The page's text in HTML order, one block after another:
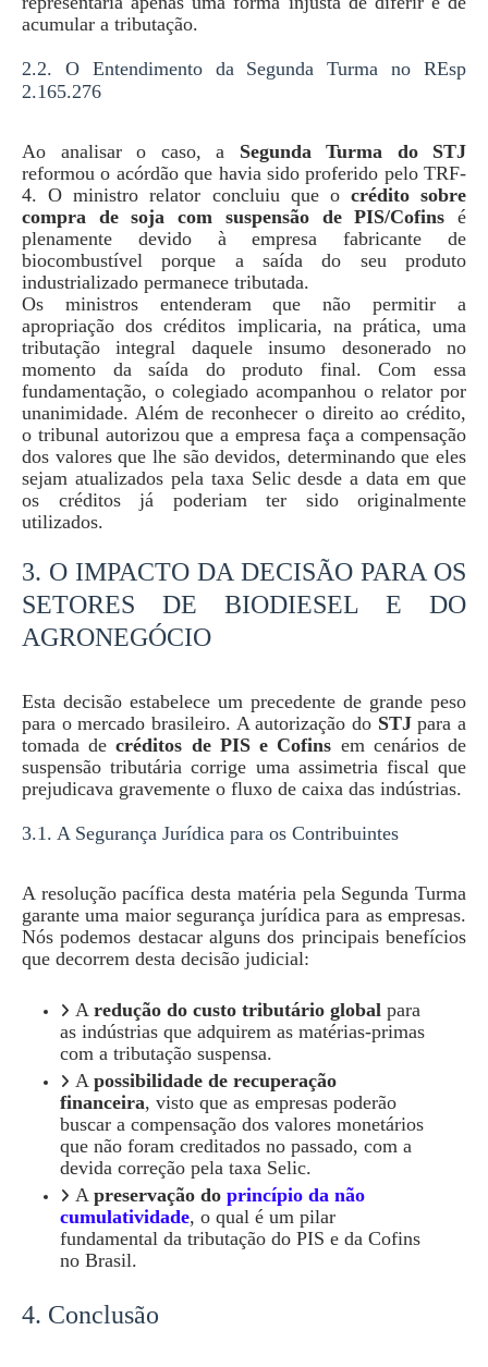
acumular a tributação.
2.2. O Entendimento da Segunda Turma no REsp
2.165.276
Ao analisar o caso, a Segunda Turma do STJ
reformou o acórdão que havia sido proferido pelo TRF-
4. O ministro relator concluiu que o crédito sobre
compra de soja com suspensão de PIS/Cofins é
plenamente devido à empresa fabricante de
biocombustível porque a saída do seu produto
industrializado permanece tributada.
Os ministros entenderam que não permitir a
apropriação dos créditos implicaria, na prática, uma
tributação integral daquele insumo desonerado no
momento da saída do produto final. Com essa
fundamentação, o colegiado acompanhou o relator por
unanimidade. Além de reconhecer o direito ao crédito,
o tribunal autorizou que a empresa faça a compensação
dos valores que lhe são devidos, determinando que eles
sejam atualizados pela taxa Selic desde a data em que
os créditos já poderiam ter sido originalmente
utilizados.
3. O IMPACTO DA DECISÃO PARA OS
SETORES DE BIODIESEL E DO
AGRONEGÓCIO
Esta decisão estabelece um precedente de grande peso
para o mercado brasileiro. A autorização do STJpara a
tomada decréditos de PIS e Cofins em cenários de
suspensão tributária corrige uma assimetria fiscal que
prejudicava gravemente o fluxo de caixa das indústrias.
3.1. A Segurança Jurídica para os Contribuintes
A resolução pacífica desta matéria pela Segunda Turma
garante uma maior segurança jurídica para as empresas.
Nós podemos destacar alguns dos principais benefícios
que decorrem desta decisão judicial:
A redução do custo tributário global para
as indústrias que adquirem as matérias-primas
com a tributação suspensa.
A possibilidade de recuperação
financeira, visto que as empresas poderão
buscar a compensação dos valores monetários
que não foram creditados no passado, com a
devida correção pela taxa Selic.
A preservação do princípio da não
cumulatividade, o qual é um pilar
fundamental da tributação do PIS e da Cofins
no Brasil.
4. Conclusão